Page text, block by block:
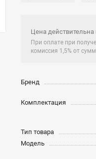
Цена действительна
При оплате при
комиссия 1,5% от
Бренд
Комплектация
Тип товара
Модель